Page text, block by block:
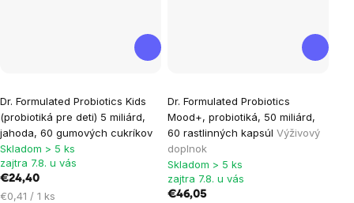
Dr. Formulated Probiotics Kids
(probiotiká pre deti) 5 miliárd,
jahoda, 60 gumových cukríkov
Skladom > 5 ks
zajtra 7.8. u vás
€24,40
Jednotková
€0,41 / 1 ks
Dr. Formulated Probiotics
Mood+, probiotiká, 50 miliárd,
60 rastlinných kapsúl Výživový
doplnok
hodnotenie
produktu
je
5,0
z
Skladom > 5 ks
zajtra 7.8. u vás
€46,05